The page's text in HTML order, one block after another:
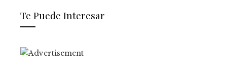
Te Puede Interesar